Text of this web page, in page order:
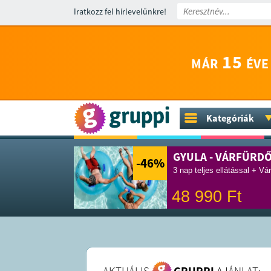
Iratkozz fel hírlevelünkre!
MÁR 15
Kategóriák
-46% GYULA -
3 nap teljes ellátással +
48 990 Ft